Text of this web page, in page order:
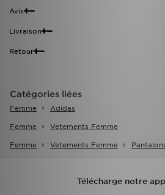
Avis
Livraison
Retour
Catégories liées
Femme Adidas
Femme Vetements Femme
Femme Vetements Femme
Télécharge notre